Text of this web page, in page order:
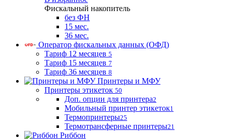
Фискальный накопитель
без ФН
15 мес.
36 мес.
Оператор фискальных данных (ОФД)
Тариф 12 месяцев 5
Тариф 15 месяцев 7
Тариф 36 месяцев 8
Принтеры и МФУ
Принтеры этикеток 50
Доп. опции для принтера2
Мобильный принтер этикеток1
Термопринтеры25
Термотрансферные принтеры21
Риббон